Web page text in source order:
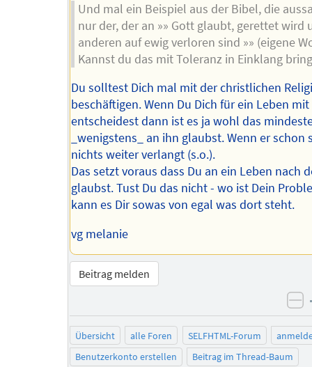
Und mal ein Beispiel aus der Bibel, die
nur der, der an »» Gott glaubt, gerettet wird
anderen auf ewig verloren sind »» (eigene
Kannst du das mit Toleranz in Einklang
Du solltest Dich mal mit der christlichen
beschäftigen. Wenn Du Dich für ein Leben
entscheidest dann ist es ja wohl das
_wenigstens_ an ihn glaubst. Wenn er schon
nichts weiter verlangt (s.o.).
Das setzt voraus dass Du an ein Leben nach
glaubst. Tust Du das nicht - wo ist Dein
kann es Dir sowas von egal was dort steht.
vg melanie
Beitrag melden
Übersicht alle Foren SELFHTML-Forum
Benutzerkonto erstellen
Beitrag im Thread-Baum